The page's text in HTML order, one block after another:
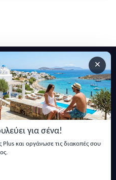
×
για σένα!
Plus και οργάνωσε τις διακοπές σου
μας
ειδήσεις, ανακοινώσεις